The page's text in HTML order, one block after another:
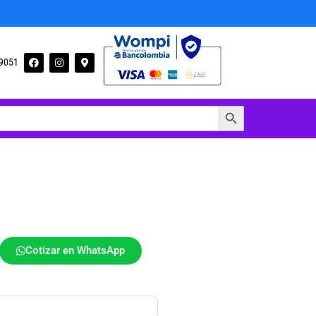
Botón de búsqueda
Cotizar en WhatsApp